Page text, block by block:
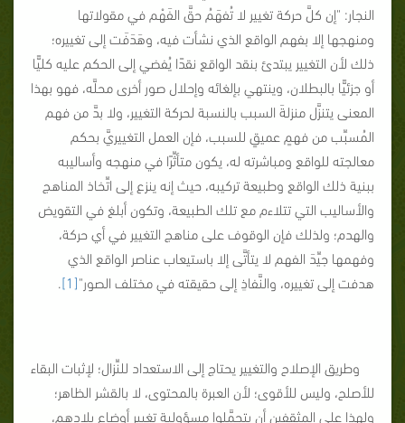
النجار: "إن كلَّ حركة تغيير لا تُفهَمُ حقَّ الفَهْم في مقولاتها
ومنهجها إلا بفهم الواقع الذي نشأت فيه، وهَدَفَت إلى تغييره؛
ذلك لأن التغيير يبتدئ بنقد الواقع نقدًا يُفضي إلى الحكم عليه كليًّا
أو جزئيًّا بالبطلان، وينتهي بإلغائه وإحلال صور أخرى محلَّه، فهو بهذا
المعنى يتنزَّل منزلةَ السبب بالنسبة لحركة التغيير، ولا بدَّ من فهم
المُسبِّب من فهمٍ عميقٍ للسبب، فإن العمل التغييريَّ بحكم
معالجته للواقع ومباشرته له، يكون متأثِّرًا في منهجه وأساليبه
ببنية ذلك الواقع وطبيعة تركيبه، حيث إنه ينزع إلى اتِّخاذ المناهج
والأساليب التي تتلاءم مع تلك الطبيعة، وتكون أبلغ في التقويض
والهدم؛ ولذلك فإن الوقوف على مناهج التغيير في أي حركة،
وفهمها جيِّدَ الفهم لا يتأتَّى إلا باستيعاب عناصر الواقع الذي
هدفت إلى تغييره، والنَّفاذِ إلى حقيقته في مختلف الصور"[1]
.
وطريق الإصلاح والتغيير يحتاج إلى الاستعداد للنِّزال؛ لإثبات البقاء
للأصلح، وليس للأقوى؛ لأن العبرة بالمحتوى، لا بالقشر الظاهر؛
ولهذا على المثقفين أن يتحمَّلوا مسؤولية تغيير أوضاع بلادهم،